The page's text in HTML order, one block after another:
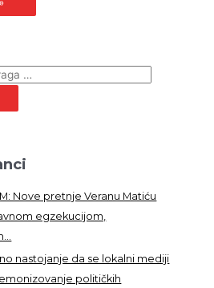
Nove pretnje Veranu Matiću
egzekucijom,
nastojanje da se lokalni mediji
političkih